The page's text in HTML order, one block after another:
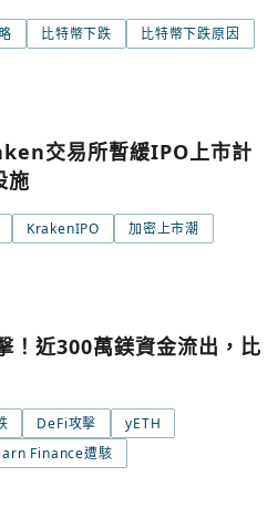
比特幣下跌
比特幣下跌原因
交易所暫緩IPO上市計
施
KrakenIPO
加密上市潮
！近300萬鎂資金流出，比
DeFi攻擊
yETH
Finance遭駭